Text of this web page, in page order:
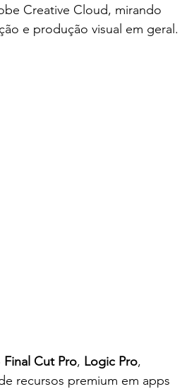
Creative Cloud, mirando
e produção visual em geral.
Final Cut Pro, Logic Pro,
recursos premium em apps